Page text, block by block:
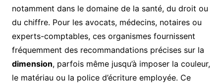
notamment dans le domaine de la santé, du droit ou
du chiffre. Pour les avocats, médecins, notaires ou
experts-comptables, ces organismes fournissent
fréquemment des recommandations précises sur la
dimension, parfois même jusqu’à imposer la couleur,
le matériau ou la police d’écriture employée. Ce